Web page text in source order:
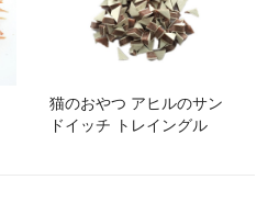
猫のおやつ アヒルのサン
ドイッチ トレイングル